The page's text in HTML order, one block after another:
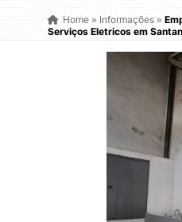
Home» Informações »
Serviços Eletricos em